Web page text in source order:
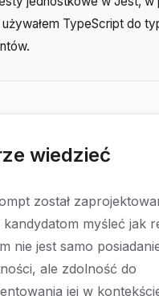
TypeScript do
wiedzieć
został
myśleć jak
nie jest samo
ale zdolność do
jej w